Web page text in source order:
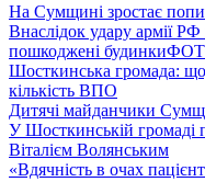
На Сумщині зростає
Внаслідок удару армії
пошкоджені будинки
Шосткинська громада:
кількість ВПО
Дитячі майданчики
У Шосткинській громаді
Віталієм Волянським
«Вдячність в очах